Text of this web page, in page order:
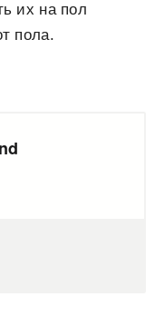
их на пол
пола.